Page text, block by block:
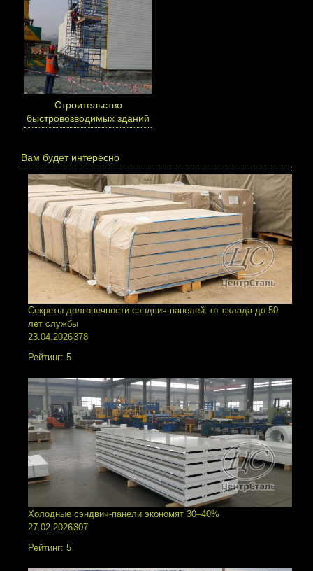
Cтроительство
быстровозводимых зданий
Вам будет интересно
Секреты долговечности сэндвич-панелей: от склада до 50
лет службы
23.04.2026378
Рейтинг: 5
Холодные сэндвич-панели экономят 30–40%
27.02.2026307
Рейтинг: 5